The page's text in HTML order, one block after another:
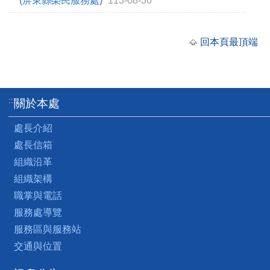
回本頁最頂端
:::關於本處
處長介紹
處長信箱
組織沿革
組織架構
職掌與電話
服務處導覽
服務區與服務站
交通與位置